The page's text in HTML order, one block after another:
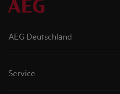
AEG Deutschland
Service